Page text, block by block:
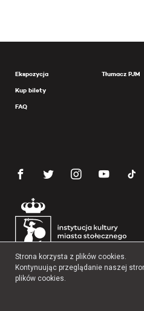
Ekspozycja
Kup bilety
FAQ
Tłumacz PJM
Copyright 2026 Muzeum
Strona korzysta z plików cookies.
Kontynuując przeglądanie naszej
plików cookies.